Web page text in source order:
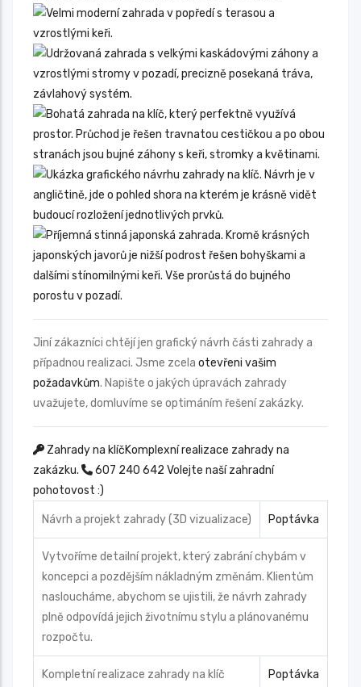
Jiní zákazníci chtějí jen grafický návrh části zahrady a
případnou realizaci. Jsme zcela otevřeni vašim
požadavkům. Napište o jakých úpravách zahrady
uvažujete, domluvíme se optimáním řešení zakázky.
Zahrady na klíčKomplexní realizace zahrady na
zakázku.
607 240 642 Volejte naší zahradní
pohotovost :)
Návrh a projekt zahrady (3D vizualizace) Poptávka
Vytvoříme detailní projekt, který zabrání chybám v
koncepci a pozdějším nákladným změnám. Klientům
nasloucháme, abychom se ujistili, že návrh zahrady
plně odpovídá jejich životnímu stylu a plánovanému
rozpočtu.
Kompletní realizace zahrady na klíč Poptávka